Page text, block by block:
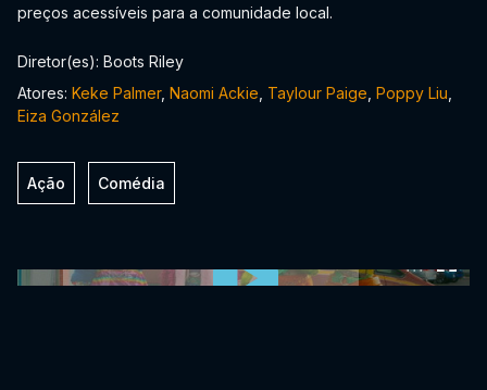
preços acessíveis para a comunidade local.
Diretor(es): Boots Riley
Atores: Keke Palmer, Naomi Ackie Taylour Paige Poppy Liu
Eiza González
Ação Comédia